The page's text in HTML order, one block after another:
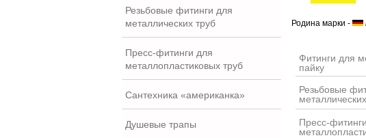
Резьбовые фитинги для
металлических труб
Пресс-фитинги для
металлопластиковых труб
Сантехника «американка»
Душевые трапы
Родина марки -
Фитинги для
пайку
Резьбовые
Пресс-